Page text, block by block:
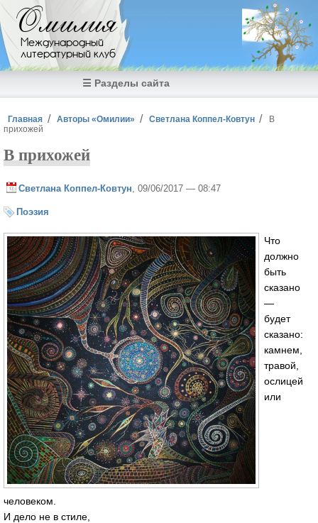
Перейти к основному содержанию
Омилия
Международный
литературный клуб
☰ Разделы сайта
Вы здесь
Главная Авторы «Омилии» Светлана Коппел-Ковтун
В
прихожей
В прихожей
Светлана Коппел-Ковтун , 09/06/2017 — 08:47
Поэзия
Что
должно
быть
сказано
—
будет
сказано:
камнем,
травой,
ослицей
или
человеком.
И дело не в стиле,